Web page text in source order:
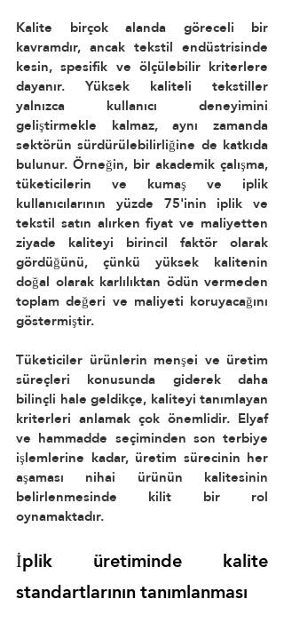
Kalite birçok alanda göreceli bir
kavramdır, ancak tekstil endüstrisinde
kesin, spesifik ve ölçülebilir kriterlere
dayanır. Yüksek kaliteli tekstiller
yalnızca kullanıcı deneyimini
geliştirmekle kalmaz, aynı zamanda
sektörün sürdürülebilirliğine de katkıda
bulunur. Örneğin, bir akademik çalışma,
tüketicilerin ve kumaş ve iplik
kullanıcılarının yüzde 75'inin iplik ve
tekstil satın alırken fiyat ve maliyetten
ziyade kaliteyi birincil faktör olarak
gördüğünü, çünkü yüksek kalitenin
doğal olarak karlılıktan ödün vermeden
toplam değeri ve maliyeti koruyacağını
göstermiştir.
Tüketiciler ürünlerin menşei ve üretim
süreçleri konusunda giderek daha
bilinçli hale geldikçe, kaliteyi tanımlayan
kriterleri anlamak çok önemlidir. Elyaf
ve hammadde seçiminden son terbiye
işlemlerine kadar, üretim sürecinin her
aşaması nihai ürünün kalitesinin
belirlenmesinde kilit bir rol
oynamaktadır.
İplik üretiminde kalite
standartlarının tanımlanması